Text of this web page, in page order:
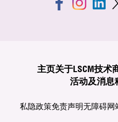
主页关于LSCM技术
活动及消息
私隐政策免责声明无障碍网